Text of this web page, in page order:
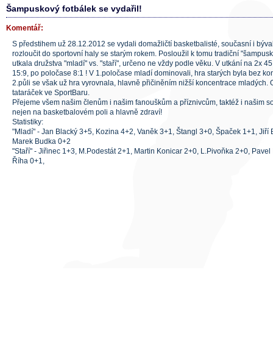
Šampuskový fotbálek se vydařil!
Komentář:
S předstihem už 28.12.2012 se vydali domažličtí basketbalisté, současní i
rozloučit do sportovní haly se starým rokem. Posloužil k tomu tradiční
utkala družstva "mladí" vs. "staří", určeno ne vždy podle věku. V utkání na 2x
15:9, po poločase 8:1 ! V 1.poločase mladí dominovali, hra starých byla bez
2.půli se však už hra vyrovnala, hlavně přičiněním nižší koncentrace mladých.
tataráček ve SportBaru.
Přejeme všem našim členům i našim fanouškům a příznivcům, taktéž i našim
nejen na basketbalovém poli a hlavně zdraví!
Statistiky:
"Mladí" - Jan Blacký 3+5, Kozina 4+2, Vaněk 3+1, Štangl 3+0, Špaček 1+1, Jiří
Marek Budka 0+2
"Staří" - Jiřinec 1+3, M.Podestát 2+1, Martin Konicar 2+0, L.Pivoňka 2+0,
Říha 0+1,